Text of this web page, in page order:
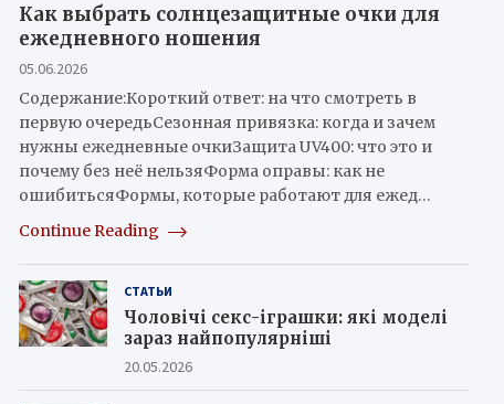
Как выбрать солнцезащитные очки для
ежедневного ношения
05.06.2026
Содержание:Короткий ответ: на что смотреть в
первую очередьСезонная привязка: когда и зачем
нужны ежедневные очкиЗащита UV400: что это и
почему без неё нельзяФорма оправы: как не
ошибитьсяФормы, которые работают для ежед…
Continue Reading
СТАТЬИ
Чоловічі секс-іграшки: які моделі
зараз найпопулярніші
20.05.2026